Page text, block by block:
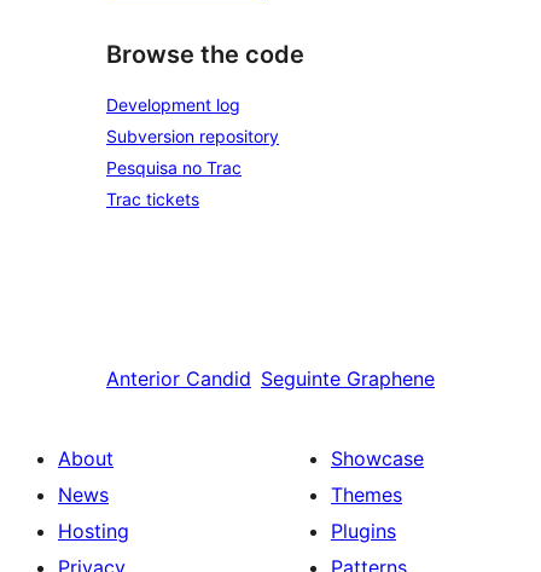
Browse the code
Development log
Subversion repository
Pesquisa no Trac
Trac tickets
Anterior Candid Seguinte Graphene
About
News
Hosting
Privacy
Showcase
Themes
Plugins
Patterns